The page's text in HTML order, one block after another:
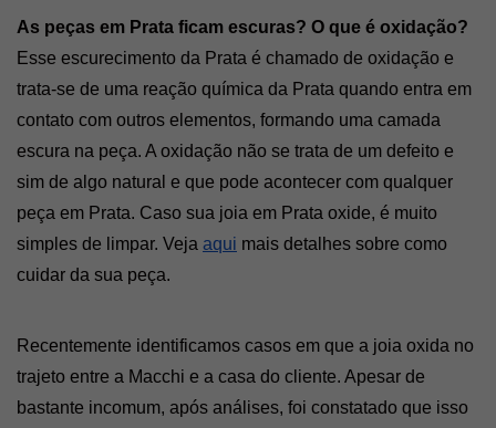
As peças em Prata ficam escuras? O que é oxidação?
Esse escurecimento da Prata é chamado de oxidação e
trata-se de uma reação química da Prata quando entra em
contato com outros elementos, formando uma camada
escura na peça. A oxidação não se trata de um defeito e
sim de algo natural e que pode acontecer com qualquer
peça em Prata. Caso sua joia em Prata oxide, é muito
simples de limpar. Veja aqui mais detalhes sobre como
cuidar da sua peça.
Recentemente identificamos casos em que a joia oxida no
trajeto entre a Macchi e a casa do cliente. Apesar de
bastante incomum, após análises, foi constatado que isso